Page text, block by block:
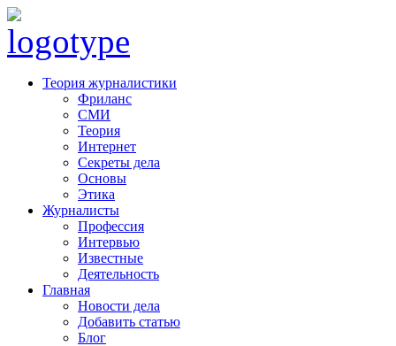
Теория журналистики
Фриланс
СМИ
Теория
Интернет
Секреты дела
Основы
Этика
Журналисты
Профессия
Интервью
Известные
Деятельность
Главная
Новости дела
Добавить статью
Блог